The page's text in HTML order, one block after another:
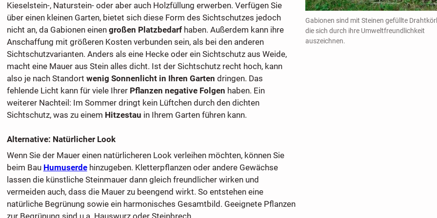
Gabionen sind mit Steinen gefüllte
die sich durch ihre Umweltfreundlichkeit
auszeichnen.
Kieselstein-, Naturstein- oder aber auch Holzfüllung erwerben. Verfügen Sie
über einen kleinen Garten, bietet sich diese Form des Sichtschutzes jedoch
nicht an, da Gabionen einen großen Platzbedarf haben. Außerdem kann ihre
Anschaffung mit größeren Kosten verbunden sein, als bei den anderen
Sichtschutzvarianten. Anders als eine Hecke oder ein Sichtschutz aus Weide,
macht eine Mauer aus Stein alles dicht. Ist der Sichtschutz recht hoch, kann
also je nach Standort wenig Sonnenlicht in Ihren Garten dringen. Das
fehlende Licht kann für viele Ihrer Pflanzen negative Folgen haben. Ein
weiterer Nachteil: Im Sommer dringt kein Lüftchen durch den dichten
Sichtschutz, was zu einem Hitzestau in Ihrem Garten führen kann.
Alternative: Natürlicher Look
Wenn Sie der Mauer einen natürlicheren Look verleihen möchten, können Sie
beim Bau Humuserdehinzugeben. Kletterpflanzen oder andere Gewächse
lassen die künstliche Steinmauer dann gleich freundlicher wirken und
vermeiden auch, dass die Mauer zu beengend wirkt. So entstehen eine
natürliche Begrünung sowie ein harmonisches Gesamtbild. Geeignete Pflanzen
zur Begrünung sind u.a. Hauswurz oder Steinbrech.